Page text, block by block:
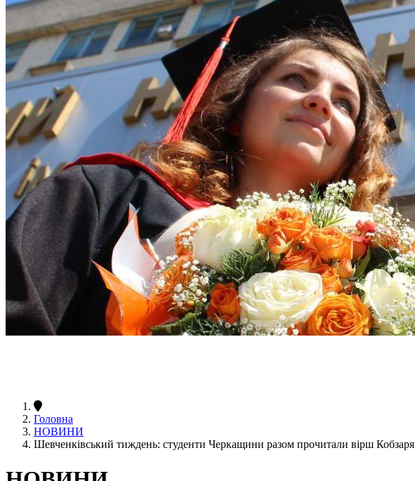
Головна
НОВИНИ
Шевченківський тиждень: студенти Черкащини разом прочитали вірш Кобзаря